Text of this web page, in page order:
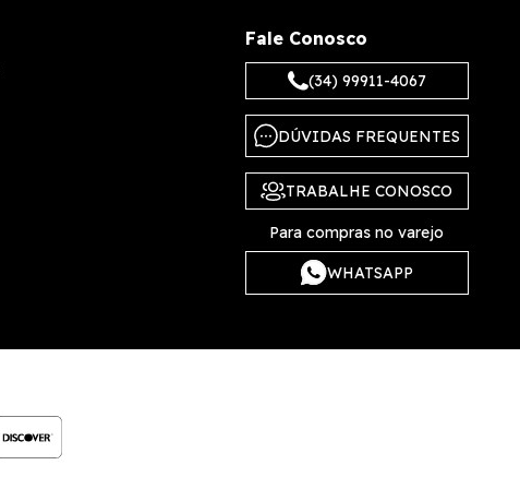
Fale Conosco
(34) 99911-4067
DÚVIDAS FREQUENTES
TRABALHE CONOSCO
Para compras no varejo
WHATSAPP